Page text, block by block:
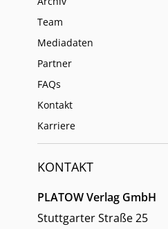
Team
Mediadaten
Partner
FAQs
Kontakt
Karriere
KONTAKT
PLATOW Verlag GmbH
Stuttgarter Straße 25